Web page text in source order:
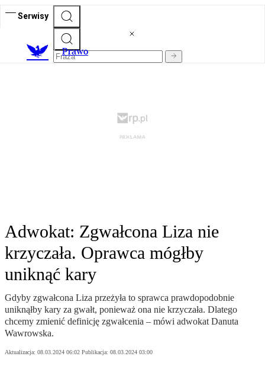
Serwisy
Prawo
Adwokat: Zgwałcona Liza nie
krzyczała. Oprawca mógłby
uniknąć kary
Gdyby zgwałcona Liza przeżyła to sprawca prawdopodobnie
uniknąłby kary za gwałt, ponieważ ona nie krzyczała. Dlatego
chcemy zmienić definicję zgwałcenia – mówi adwokat Danuta
Wawrowska.
Aktualizacja: 08.03.2024 06:02 Publikacja: 08.03.2024 03:00